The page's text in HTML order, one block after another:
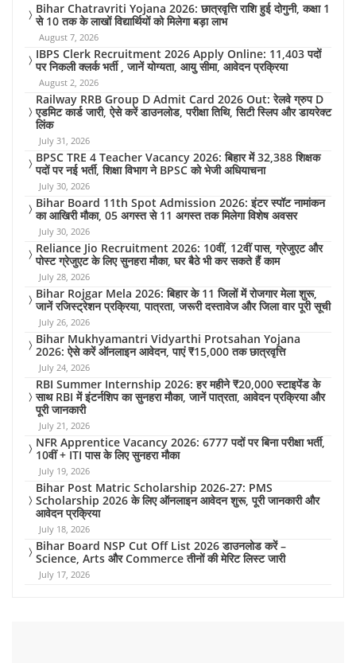
Bihar Chatravriti Yojana 2026: छात्रवृत्ति राशि हुई दोगुनी, कक्षा 1
से 10 तक के लाखों विद्यार्थियों को मिलेगा बड़ा लाभ
August 7, 2026
IBPS Clerk Recruitment 2026 Apply Online: 11,403 पदों
पर निकली क्लर्क भर्ती , जानें योग्यता, आयु सीमा, आवेदन प्रक्रिया
August 2, 2026
Railway RRB Group D Admit Card 2026 Out: रेलवे ग्रुप D
एडमिट कार्ड जारी, ऐसे करें डाउनलोड, परीक्षा तिथि, सिटी स्लिप और डायरेक्ट
लिंक
July 31, 2026
BPSC TRE 4 Teacher Vacancy 2026: बिहार में 32,388 शिक्षक
पदों पर नई भर्ती, शिक्षा विभाग ने BPSC को भेजी अधियाचना
July 30, 2026
Bihar Board 11th Spot Admission 2026: इंटर स्पॉट नामांकन
का आखिरी मौका, 05 अगस्त से 11 अगस्त तक मिलेगा विशेष अवसर
July 30, 2026
Reliance Jio Recruitment 2026: 10वीं, 12वीं पास, ग्रेजुएट और
पोस्ट ग्रेजुएट के लिए सुनहरा मौका, घर बैठे भी कर सकते हैं काम
July 28, 2026
Bihar Rojgar Mela 2026: बिहार के 11 जिलों में रोजगार मेला शुरू,
जानें रजिस्ट्रेशन प्रक्रिया, पात्रता, जरूरी दस्तावेज और जिला वार पूरी सूची
July 26, 2026
Bihar Mukhyamantri Vidyarthi Protsahan Yojana
2026: ऐसे करें ऑनलाइन आवेदन, पाएं ₹15,000 तक छात्रवृत्ति
July 24, 2026
RBI Summer Internship 2026: हर महीने ₹20,000 स्टाइपेंड के
साथ RBI में इंटर्नशिप का सुनहरा मौका, जानें पात्रता, आवेदन प्रक्रिया और
पूरी जानकारी
July 21, 2026
NFR Apprentice Vacancy 2026: 6777 पदों पर बिना परीक्षा भर्ती,
10वीं + ITI पास के लिए सुनहरा मौका
July 19, 2026
Bihar Post Matric Scholarship 2026-27: PMS
Scholarship 2026 के लिए ऑनलाइन आवेदन शुरू, पूरी जानकारी और
आवेदन प्रक्रिया
July 18, 2026
Bihar Board NSP Cut Off List 2026 डाउनलोड करें –
Science, Arts और Commerce तीनों की मेरिट लिस्ट जारी
July 17, 2026